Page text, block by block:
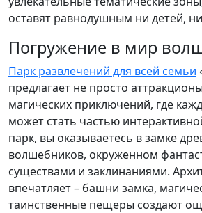
оставят равнодушным ни детей,
Погружение в мир
Парк развлечений для всей семьи
предлагает не просто
магических приключений, где
может стать частью
парк, вы оказываетесь в замке
волшебников, окруженном
существами и заклинаниями.
впечатляет – башни замка,
таинственные пещеры создают